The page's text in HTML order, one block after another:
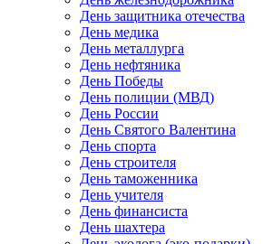
День защитника отечества
День медика
День металлурга
День нефтяника
День Победы
День полиции (МВД)
День России
День Святого Валентина
День спорта
День строителя
День таможенника
День учителя
День финансиста
День шахтера